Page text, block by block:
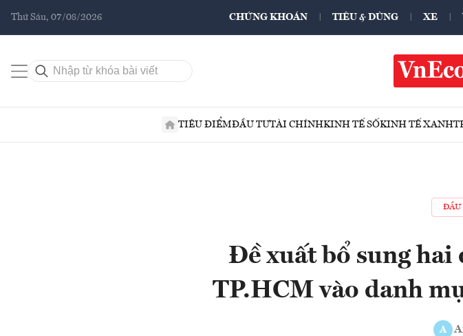
Thứ Sáu, 07/08/2026 CHỨNG KHOÁN TIÊU & DÙNG XE
TIÊU ĐIỂMĐẦU TƯTÀI CHÍNHKINH TẾ SỐKINH TẾ XANH
ĐẦU
Đề xuất bổ sung hai
TP.HCM vào danh
A